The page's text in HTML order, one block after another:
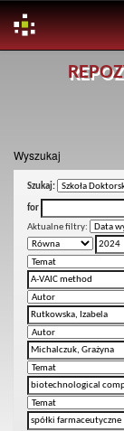
Wyszukaj
Szukaj:
for
Aktualne filtry: